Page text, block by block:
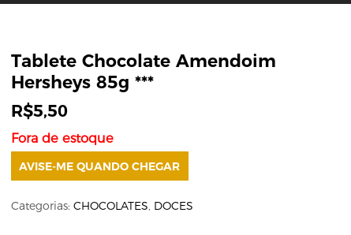
Tablete Chocolate Amendoim
Hersheys 85g ***
R$5,50
Fora de estoque
AVISE-ME QUANDO CHEGAR
Categorias: CHOCOLATES, DOCES